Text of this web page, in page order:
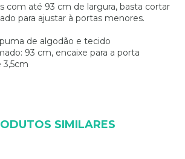
com até 93 cm de largura, basta cortar
para ajustar à portas menores.
de algodão e tecido
93 cm, encaixe para a porta
SIMILARES